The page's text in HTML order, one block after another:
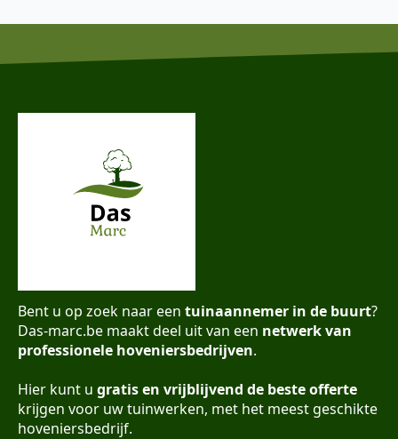
Bent u op zoek naar een tuinaannemer in de buurt?
Das-marc.be maakt deel uit van een netwerk van
professionele hoveniersbedrijven.
Hier kunt u gratis en vrijblijvend de beste offerte
krijgen voor uw tuinwerken, met het meest geschikte
hoveniersbedrijf.